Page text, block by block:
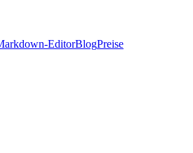
EditorBlogPreise